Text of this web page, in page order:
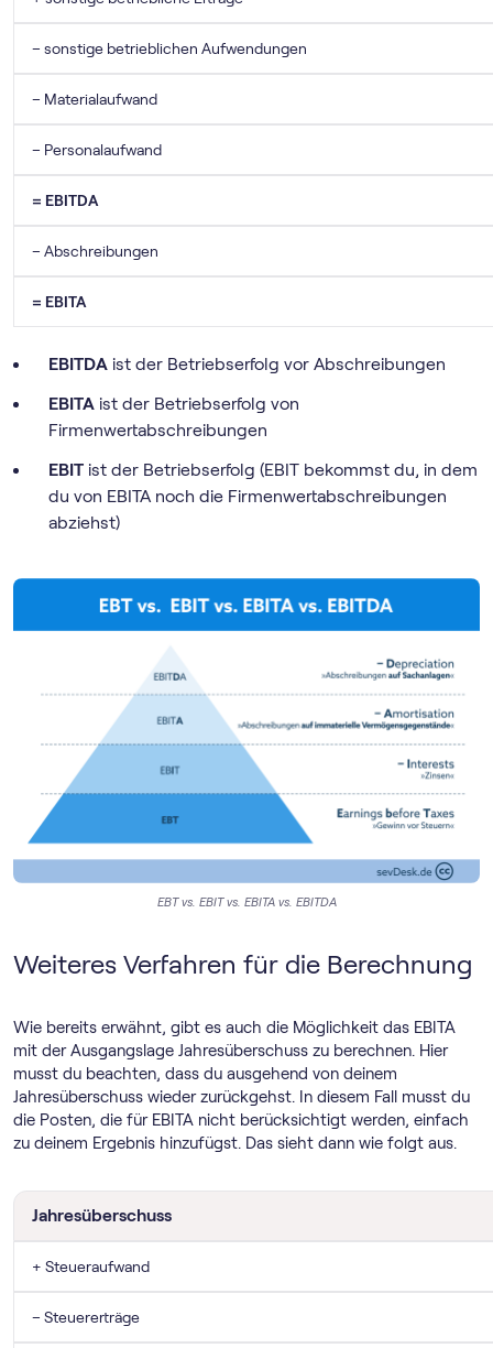
– sonstige betrieblichen Aufwendungen
– Materialaufwand
– Personalaufwand
= EBITDA
– Abschreibungen
= EBITA
EBITDA ist der Betriebserfolg vor Abschreibungen
EBITA ist der Betriebserfolg von
Firmenwertabschreibungen
EBIT ist der Betriebserfolg (EBIT bekommst du, in dem
du von EBITA noch die Firmenwertabschreibungen
abziehst)
EBT vs. EBIT vs. EBITA vs. EBITDA
Weiteres Verfahren für die Berechnung
Wie bereits erwähnt, gibt es auch die Möglichkeit das EBITA
mit der Ausgangslage Jahresüberschuss zu berechnen. Hier
musst du beachten, dass du ausgehend von deinem
Jahresüberschuss wieder zurückgehst. In diesem Fall musst du
die Posten, die für EBITA nicht berücksichtigt werden, einfach
zu deinem Ergebnis hinzufügst. Das sieht dann wie folgt aus.
Jahresüberschuss
+ Steueraufwand
– Steuererträge